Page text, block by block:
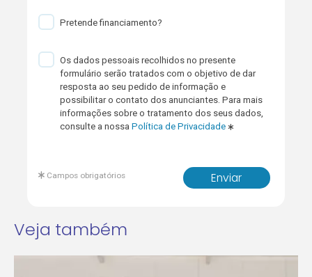
Pretende financiamento?
Os dados pessoais recolhidos no presente
formulário serão tratados com o objetivo de dar
resposta ao seu pedido de informação e
possibilitar o contato dos anunciantes. Para mais
informações sobre o tratamento dos seus dados,
consulte a nossaPolítica de Privacidade
Enviar
Campos obrigatórios
Veja também